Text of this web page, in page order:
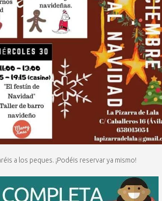
a los peques. ¡Podéis reservar ya mismo!